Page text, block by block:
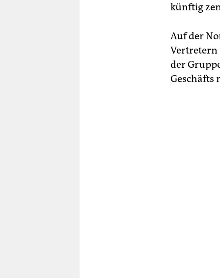
künftig
Auf der
Vertretern
der
Geschäfts